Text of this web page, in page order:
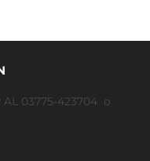
AL 03775-423704 o